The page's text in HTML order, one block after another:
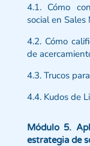
4.1. Cómo
social en Sales
4.2. Cómo
de
4.3. Trucos
4.4. Kudos de
Módulo 5.
estrategia de